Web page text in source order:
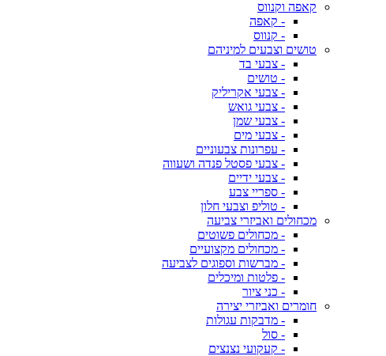
קאפה וקנווס
- קאפה
- קנווס
טושים וצבעים למיניהם
- צבעי בד
- טושים
- צבעי אקריליק
- צבעי גואש
- צבעי שמן
- צבעי מים
- עפרונות צבעוניים
- צבעי פסטל פנדה ושעווה
- צבעי ידיים
- ספריי צבע
- טוליפ וצבעי חלון
מכחולים ואביזרי צביעה
- מכחולים פשוטים
- מכחולים מקצועיים
- מברשות וספוגים לצביעה
- פלטות ומיכלים
- כני ציור
חומרים ואביזרי יצירה
- מדבקות עגולות
- סול
- קעקועי נצנצים